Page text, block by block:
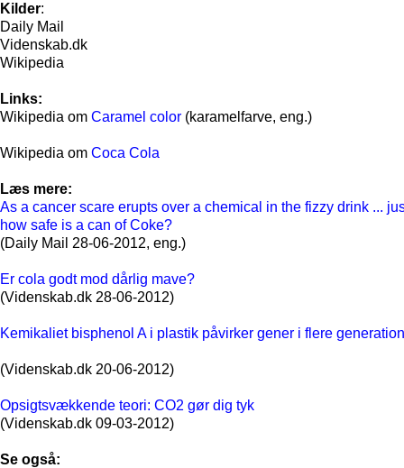
Kilder:
Daily Mail
Videnskab.dk
Wikipedia
Links:
Wikipedia om Caramel color (karamelfarve, eng.)
Wikipedia om Coca Cola
Læs mere:
As a cancer scare erupts over a chemical in the fizzy drink ...
how safe is a can of Coke?
(Daily Mail 28-06-2012, eng.)
Er cola godt mod dårlig mave?
(Videnskab.dk 28-06-2012)
Kemikaliet bisphenol A i plastik påvirker gener i flere
(Videnskab.dk 20-06-2012)
Opsigtsvækkende teori: CO2 gør dig tyk
(Videnskab.dk 09-03-2012)
Se også: